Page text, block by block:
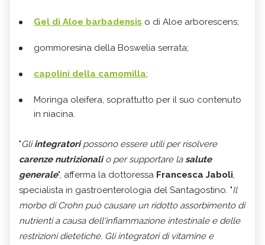
Gel di Aloe barbadensis o di Aloe arborescens;
gommoresina della Boswelia serrata;
capolini della camomilla;
Moringa oleifera, soprattutto per il suo contenuto
in niacina.
"Gliintegratoripossono essere utili per risolvere
carenze nutrizionalio per supportare lasalute
generale", afferma la dottoressa Francesca Jaboli
specialista in gastroenterologia del Santagostino. "Il
morbo di Crohn può causare un ridotto assorbimento di
nutrienti a causa dell'infiammazione intestinale e delle
restrizioni dietetiche. Gli integratori di vitamine e